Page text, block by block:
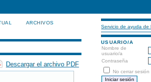
Servicio de ayuda de
USUARIO/A
Nombre de
usuario/a
Contraseña
No cerrar sesión
ARCHIVOS
Descargar el archivo PDF